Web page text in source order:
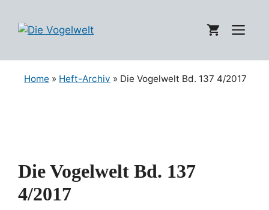
Inhalt
springen
Home » Heft-Archiv » Die Vogelwelt Bd. 137 4/2017
Die Vogelwelt Bd. 137
4/2017